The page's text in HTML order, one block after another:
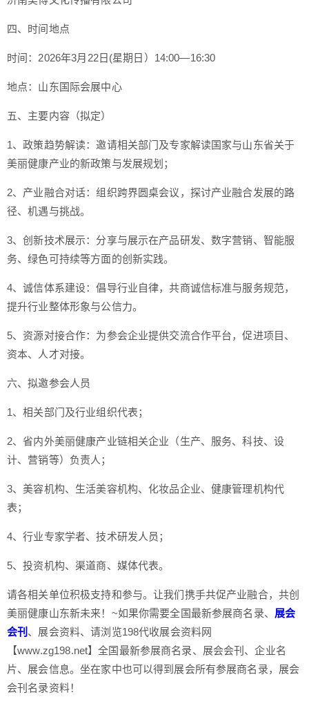
四、时间地点
时间：2026年3月22日(星期日）14:00—16:30
地点：山东国际会展中心
五、主要内容（拟定）
1、政策趋势解读：邀请相关部门及专家解读国家与山东省关于
美丽健康产业的新政策与发展规划；
2、产业融合对话：组织跨界圆桌会议，探讨产业融合发展的路
径、机遇与挑战。
3、创新技术展示：分享与展示在产品研发、数字营销、智能服
务、绿色可持续等方面的创新实践。
4、诚信体系建设：倡导行业自律，共商诚信标准与服务规范，
提升行业整体形象与公信力。
5、资源对接合作：为参会企业提供交流合作平台，促进项目、
资本、人才对接。
六、拟邀参会人员
1、相关部门及行业组织代表；
2、省内外美丽健康产业链相关企业（生产、服务、科技、设
计、营销等）负责人；
3、美容机构、生活美容机构、化妆品企业、健康管理机构代
表；
4、行业专家学者、技术研发人员；
5、投资机构、渠道商、媒体代表。
请各相关单位积极支持和参与。让我们携手共促产业融合，共创
美丽健康山东新未来！~如果你需要全国最新参展商名录、 展会
会刊 、展会资料、请浏览198代收展会资料网
【www.zg198.net】全国最新参展商名录、展会会刊、企业名
片、展会信息。坐在家中也可以得到展会所有参展商名录，展会
会刊名录资料！